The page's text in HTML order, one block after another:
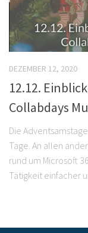
DEZEMBER 12, 2020
12.12.
Collabdays
Die
Tage. An allen
rund um Microsoft
Tätigkeit einfacher